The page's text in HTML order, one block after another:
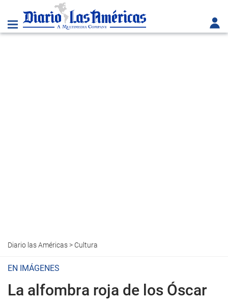
Diario las Américas> Cultura
EN IMÁGENES
La alfombra roja de los Óscar